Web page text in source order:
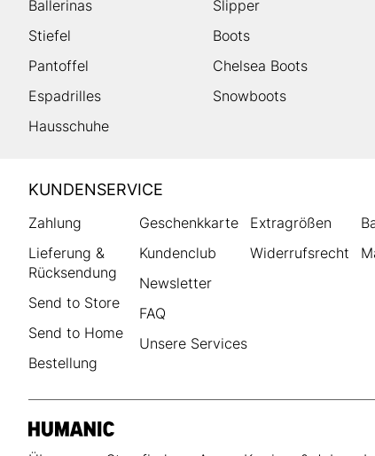
Ballerinas
Slipper
Stiefel
Boots
Pantoffel
Chelsea Boots
Espadrilles
Snowboots
Hausschuhe
HUMANIC
Footer
KUNDENSERVICE
Zahlung
Lieferung &
Rücksendung
Send to Store
Send to Home
Bestellung
Geschenkkarte
Kundenclub
Newsletter
FAQ
Unsere Services
Extragrößen
Widerrufsrecht